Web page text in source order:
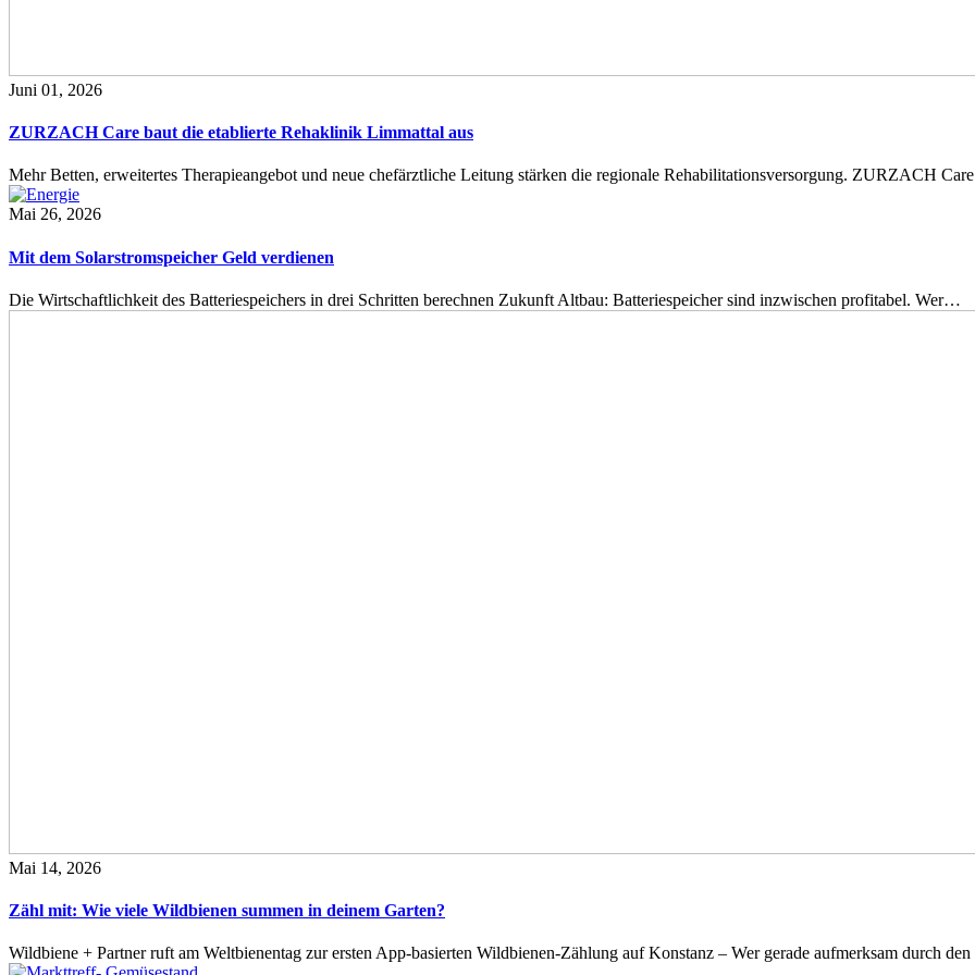
Juni 01, 2026
ZURZACH Care baut die etablierte Rehaklinik Limmattal aus
Mehr Betten, erweitertes Therapieangebot und neue chefärztliche Leitung stärken die regionale Rehabilitationsversorgung. ZURZACH
Mai 26, 2026
Mit dem Solarstromspeicher Geld verdienen
Die Wirtschaftlichkeit des Batteriespeichers in drei Schritten berechnen Zukunft Altbau: Batteriespeicher sind inzwischen profitabel. Wer…
Mai 14, 2026
Zähl mit: Wie viele Wildbienen summen in deinem Garten?
Wildbiene + Partner ruft am Weltbienentag zur ersten App-basierten Wildbienen-Zählung auf Konstanz – Wer gerade aufmerksam durch